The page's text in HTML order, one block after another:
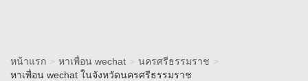
หน้าแรก > หาเพื่อน wechat > นครศรีธรรมราช >
หาเพื่อน wechat ในจังหวัดนครศรีธรรมราช